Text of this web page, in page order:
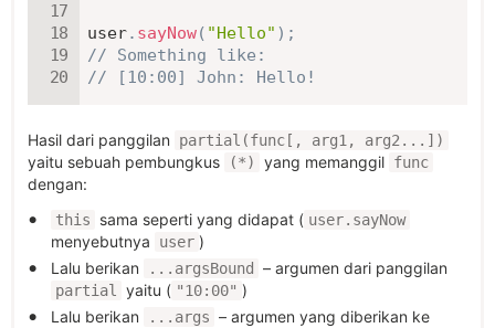
user. sayNow( "Hello" ) ;
// Something like:
// [10:00] John: Hello!
Hasil dari panggilan partial(func[, arg1, arg2...])
yaitu sebuah pembungkus (*) yang memanggil func
dengan:
this sama seperti yang didapat ( user.sayNow
menyebutnya user )
Lalu berikan
...argsBound – argumen dari panggilan
partial yaitu ( "10:00" )
Lalu berikan
...args – argumen yang diberikan ke